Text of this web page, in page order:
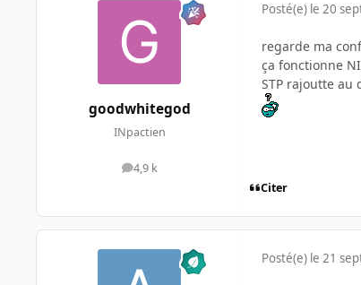
goodwhitegod
INpactien
4,9 k
messages
Posté(e) le 20
regarde ma
ça fonctionne
STP rajoutte au
Citer
Posté(e) le 21